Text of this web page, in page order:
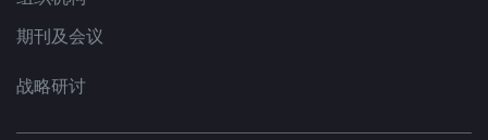
期刊及会议
战略研讨